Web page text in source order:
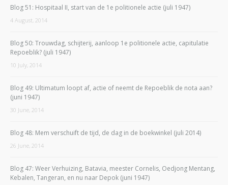
Blog 51: Hospitaal II, start van de 1e politionele actie (juli 1947)
4 August, 2014
Blog 50: Trouwdag, schijterij, aanloop 1e politionele actie, capitulatie
Repoeblik? (juli 1947)
10 July, 2014
Blog 49: Ultimatum loopt af, actie of neemt de Repoeblik de nota aan?
(juni 1947)
30 June, 2014
Blog 48: Mem verschuift de tijd, de dag in de boekwinkel (juli 2014)
26 June, 2014
Blog 47: Weer Verhuizing, Batavia, meester Cornelis, Oedjong Mentang,
Kebalen, Tangeran, en nu naar Depok (juni 1947)